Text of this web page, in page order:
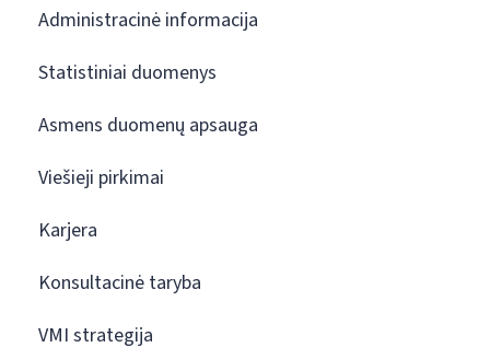
Administracinė informacija
Statistiniai duomenys
Asmens duomenų apsauga
Viešieji pirkimai
Karjera
Konsultacinė taryba
VMI strategija